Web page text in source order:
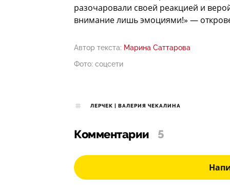
разочаровали своей реакцией и
внимание лишь эмоциями!» —
Автор текста: Марина Саттарова
Фото: соцсети
ЛЕРЧЕК | ВАЛЕРИЯ ЧЕКАЛИНА
Комментарии 5